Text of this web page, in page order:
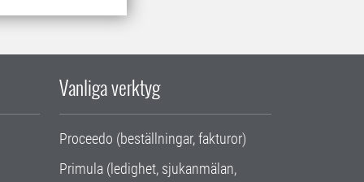
Vanliga verktyg
Proceedo (beställningar, fakturor)
Primula (ledighet, sjukanmälan,